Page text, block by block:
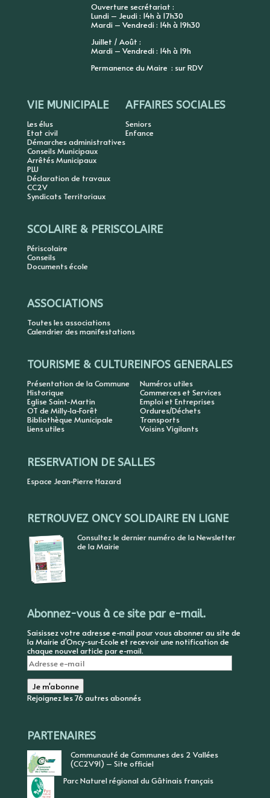
Ouverture secrétariat :
Lundi – Jeudi : 14h à 17h30
Mardi – Vendredi : 14h à 19h30
Juillet / Août :
Mardi – Vendredi : 14h à 19h
Permanence du Maire : sur RDV
VIE MUNICIPALE
Les élus
Etat civil
Démarches administratives
Conseils Municipaux
Arrêtés Municipaux
PLU
Déclaration de travaux
CC2V
Syndicats Territoriaux
AFFAIRES SOCIALES
Seniors
Enfance
SCOLAIRE & PERISCOLAIRE
Périscolaire
Conseils
Documents école
ASSOCIATIONS
Toutes les associations
Calendrier des manifestations
TOURISME & CULTURE
Présentation de la Commune
Historique
Eglise Saint-Martin
OT de Milly-la-Forêt
Bibliothèque Municipale
Liens utiles
INFOS GENERALES
Numéros utiles
Commerces et Services
Emploi et Entreprises
Ordures/Déchets
Transports
Voisins Vigilants
RESERVATION DE SALLES
Espace Jean-Pierre Hazard
RETROUVEZ ONCY SOLIDAIRE EN LIGNE
Consultez le dernier numéro de la Newsletter
de la Mairie
Abonnez-vous à ce site par e-mail.
Saisissez votre adresse e-mail pour vous abonner au site de
la Mairie d'Oncy-sur-Ecole et recevoir une notification de
chaque nouvel article par e-mail.
Adresse
e-
mail
Je m'abonne
Rejoignez les 76 autres abonnés
PARTENAIRES
Communauté de Communes des 2 Vallées
(CC2V91) – Site officiel
Parc Naturel régional du Gâtinais français